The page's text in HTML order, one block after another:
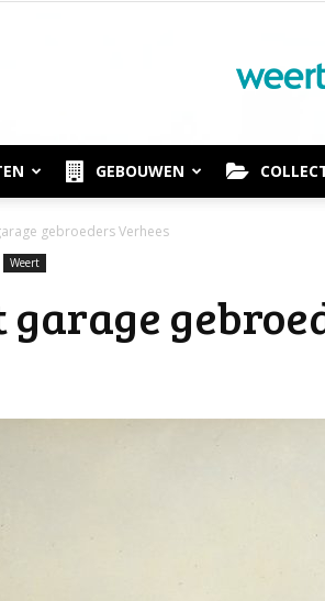
GEBOUWEN
gebroeders Verhees
Weert
garage